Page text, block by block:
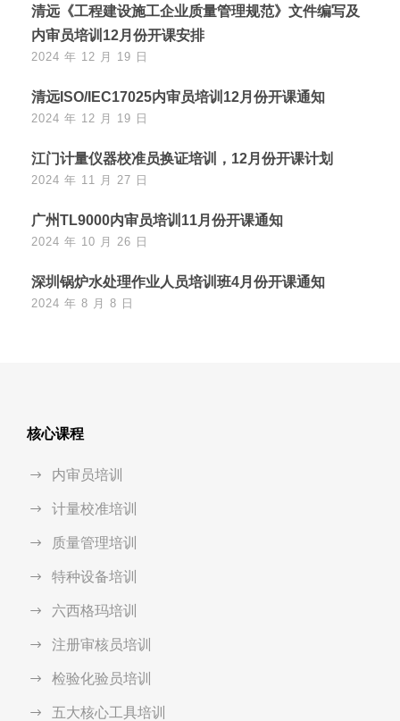
清远《工程建设施工企业质量管理规范》文件编写及
内审员培训12月份开课安排
2024 年 12 月 19 日
清远ISO/IEC17025内审员培训12月份开课通知
2024 年 12 月 19 日
江门计量仪器校准员换证培训，12月份开课计划
2024 年 11 月 27 日
广州TL9000内审员培训11月份开课通知
2024 年 10 月 26 日
深圳锅炉水处理作业人员培训班4月份开课通知
2024 年 8 月 8 日
核心课程
内审员培训
计量校准培训
质量管理培训
特种设备培训
六西格玛培训
注册审核员培训
检验化验员培训
五大核心工具培训